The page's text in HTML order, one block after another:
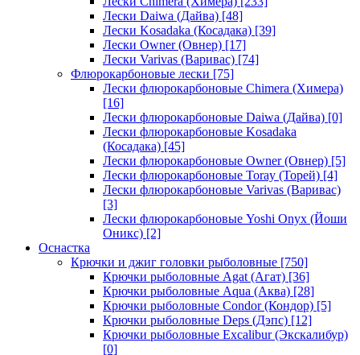
Лески Daiwa (Дайва) [48]
Лески Kosadaka (Косадака) [39]
Лески Owner (Овнер) [17]
Лески Varivas (Варивас) [74]
Флюрокарбоновые лески [75]
Лески флюрокарбоновые Chimera (Химера)
[16]
Лески флюрокарбоновые Daiwa (Дайва) [0]
Лески флюрокарбоновые Kosadaka
(Косадака) [45]
Лески флюрокарбоновые Owner (Овнер) [5]
Лески флюрокарбоновые Toray (Торей) [4]
Лески флюрокарбоновые Varivas (Варивас)
[3]
Лески флюрокарбоновые Yoshi Onyx (Йоши
Оникс) [2]
Оснастка
Крючки и джиг головки рыболовные [750]
Крючки рыболовные Agat (Агат) [36]
Крючки рыболовные Aqua (Аква) [28]
Крючки рыболовные Condor (Кондор) [5]
Крючки рыболовные Deps (Дэпс) [12]
Крючки рыболовные Excalibur (Экскалибур)
[0]